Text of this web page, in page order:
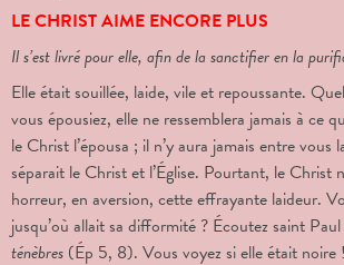
LE CHRIST AIME ENCORE PLUS
Il s’est livré pour elle, afin de la sanctifier en la
Elle était souillée, laide, vile et repoussante.
vous épousiez, elle ne ressemblera jamais à ce
le Christ l’épousa ; il n’y aura jamais entre vous
séparait le Christ et l’Église. Pourtant, le Christ
horreur, en aversion, cette effrayante laideur.
jusqu’où allait sa difformité ? Écoutez saint
ténèbres (Ép 5, 8). Vous voyez si elle était